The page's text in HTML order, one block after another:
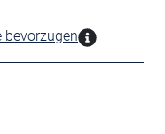
bevorzugen